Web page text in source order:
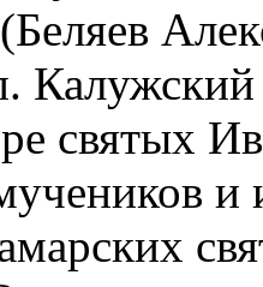
(Беляев
святых
и